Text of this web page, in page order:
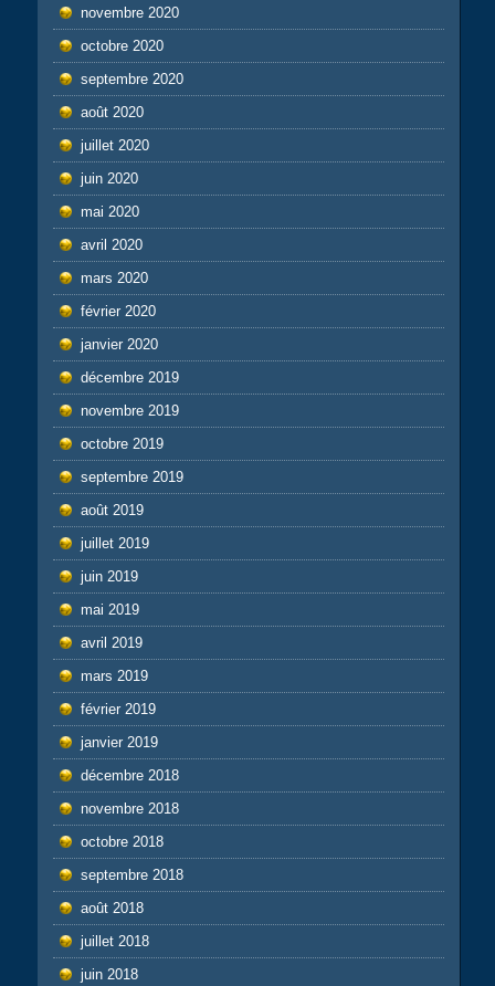
novembre 2020
octobre 2020
septembre 2020
août 2020
juillet 2020
juin 2020
mai 2020
avril 2020
mars 2020
février 2020
janvier 2020
décembre 2019
novembre 2019
octobre 2019
septembre 2019
août 2019
juillet 2019
juin 2019
mai 2019
avril 2019
mars 2019
février 2019
janvier 2019
décembre 2018
novembre 2018
octobre 2018
septembre 2018
août 2018
juillet 2018
juin 2018